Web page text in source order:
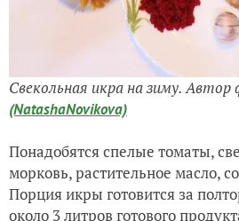
Свекольная икра на зиму.
(NatashaNovikova)
Понадобятся спелые томаты,
морковь, растительное масло,
Порция икры готовится за
около 3 литров готового